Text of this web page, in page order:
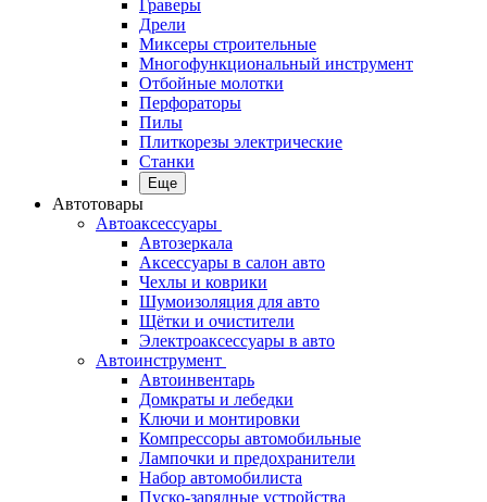
Граверы
Дрели
Миксеры строительные
Многофункциональный инструмент
Отбойные молотки
Перфораторы
Пилы
Плиткорезы электрические
Станки
Еще
Автотовары
Автоаксессуары
Автозеркала
Аксессуары в салон авто
Чехлы и коврики
Шумоизоляция для авто
Щётки и очистители
Электроаксессуары в авто
Автоинструмент
Автоинвентарь
Домкраты и лебедки
Ключи и монтировки
Компрессоры автомобильные
Лампочки и предохранители
Набор автомобилиста
Пуско-зарядные устройства